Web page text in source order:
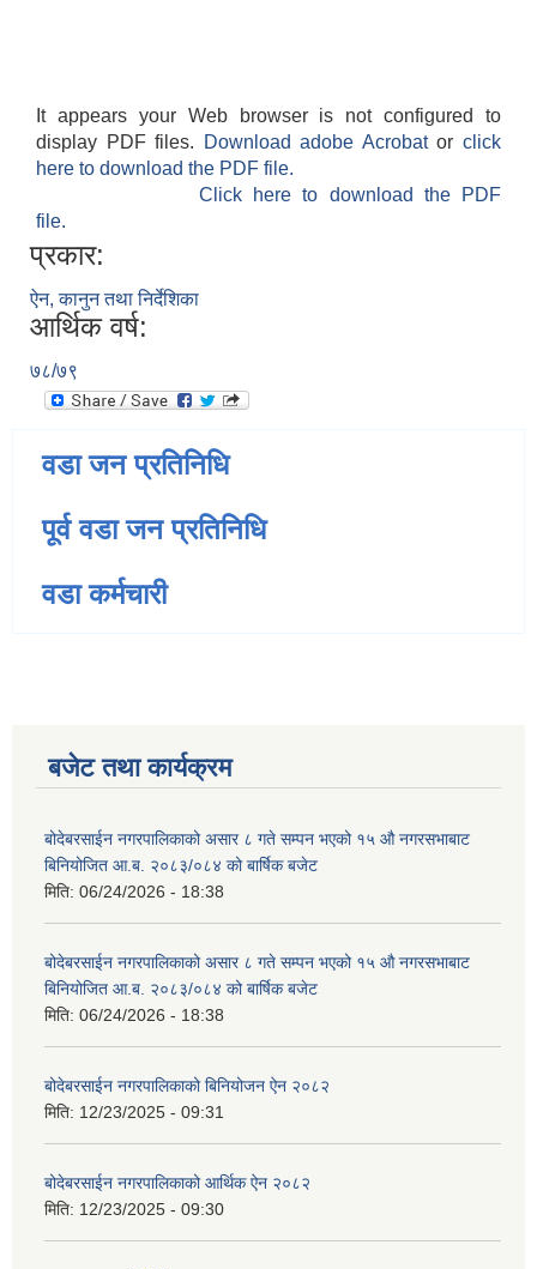
It appears your Web browser is not configured to
display PDF files.
Download adobe Acrobatorclick
here to download the PDF file.
Click here to download the PDF
file.
प्रकार:
ऐन, कानुन तथा निर्देशिका
आर्थिक वर्ष:
७८/७९
वडा जन प्रतिनिधि
पूर्व वडा जन प्रतिनिधि
वडा कर्मचारी
बजेट तथा कार्यक्रम
बोदेबरसाईन नगरपालिकाको असार ८ गते सम्पन भएको १५ ‍‍‍औ नगरसभाबाट
बिनियोजित आ.ब. २०८३/०८४ को बार्षिक बजेट
मिति: 06/24/2026 - 18:38
बोदेबरसाईन नगरपालिकाको असार ८ गते सम्पन भएको १५ ‍‍‍औ नगरसभाबाट
बिनियोजित आ.ब. २०८३/०८४ को बार्षिक बजेट
मिति: 06/24/2026 - 18:38
बोदेबरसाईन नगरपालिकाको बिनियोजन ऐन २०८२
मिति: 12/23/2025 - 09:31
बोदेबरसाईन नगरपालिकाको आर्थिक ऐन २०८२
मिति: 12/23/2025 - 09:30